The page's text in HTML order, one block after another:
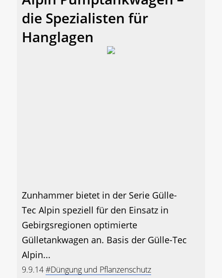
die Spezialisten für
Hanglagen
Zunhammer bietet in der Serie Gülle-
Tec Alpin speziell für den Einsatz in
Gebirgsregionen optimierte
Gülletankwagen an. Basis der Gülle-Tec
Alpin...
9.9.14#Düngung und Pflanzenschutz